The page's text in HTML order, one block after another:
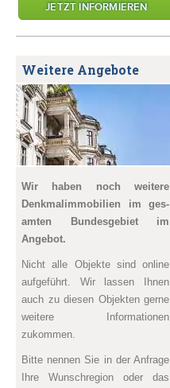
JETZT INFORMIEREN
Weitere Angebote
Wir haben noch weitere
Denkmal­immobilien im ges­
amten Bundesgebiet im
Angebot.
Nicht alle Objekte sind online
aufgeführt. Wir lassen Ihnen
auch zu diesen Objekten gerne
weitere Informationen
zukommen.
Bitte nennen Sie in der Anfrage
Ihre Wunschregion oder das